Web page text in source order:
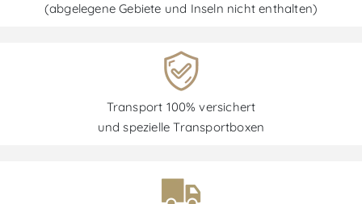
(abgelegene Gebiete und Inseln nicht enthalten)
Transport 100% versichert
und spezielle Transportboxen